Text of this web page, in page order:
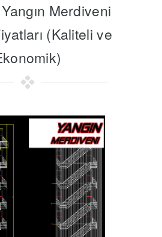
Merdiveni
(Kaliteli ve